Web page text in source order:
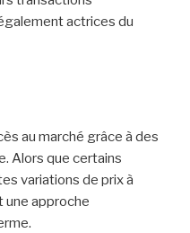
actrices du
au marché grâce à des
Alors que certains
variations de prix à
une approche